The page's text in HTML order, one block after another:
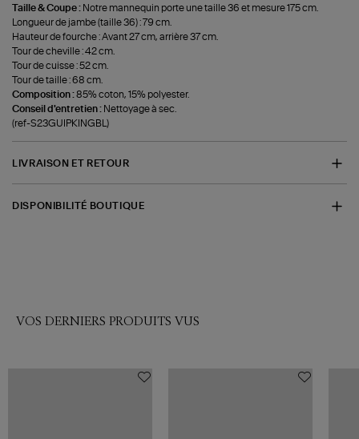
Taille & Coupe : Notre mannequin porte une taille 36 et mesure 175 cm.
Longueur de jambe (taille 36) : 79 cm.
Hauteur de fourche : Avant 27 cm, arrière 37 cm.
Tour de cheville : 42 cm.
Tour de cuisse : 52 cm.
Tour de taille : 68 cm.
Composition :85% coton, 15% polyester.
Conseil d'entretien : Nettoyage à sec.
(ref-S23GUIPKINGBL)
LIVRAISON ET RETOUR
DISPONIBILITÉ BOUTIQUE
VOS DERNIERS PRODUITS VUS